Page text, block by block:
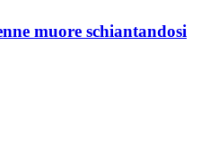
muore schiantandosi